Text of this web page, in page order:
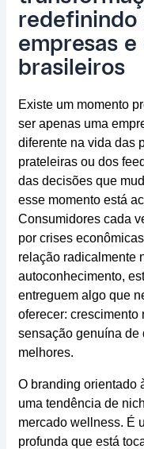
redefinindo
empresas
brasileiros
Existe um momento
ser apenas uma
diferente na vida das
prateleiras ou dos
das decisões que
esse momento está
Consumidores cada
por crises
relação radicalmente
autoconhecimento,
entreguem algo que
oferecer: crescimento
sensação genuína de
melhores.
O branding orientado
uma tendência de
mercado wellness. É
profunda que está